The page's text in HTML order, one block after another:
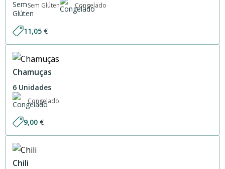
Sem Glúten Congelado
11,05 €
Chamuças
6 Unidades
Congelado
9,00 €
Chili